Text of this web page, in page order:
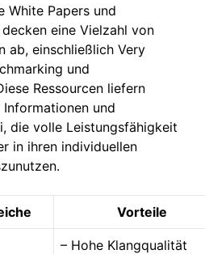
White Papers und
eine Vielzahl von
ab, einschließlich Very
und
Ressourcen liefern
und
die volle Leistungsfähigkeit
in ihren individuellen
Vorteile
– Hohe Klangqualität